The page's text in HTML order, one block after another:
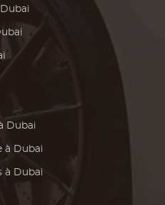
Dubai
à Dubai
à Dubai